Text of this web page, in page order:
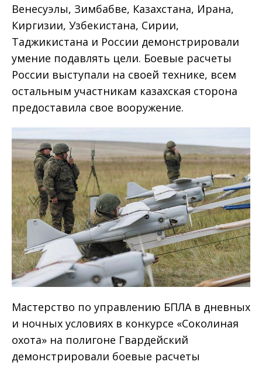
Венесуэлы, Зимбабве, Казахстана, Ирана,
Киргизии, Узбекистана, Сирии,
Таджикистана и России демонстрировали
умение подавлять цели. Боевые расчеты
России выступали на своей технике, всем
остальным участникам казахская сторона
предоставила свое вооружение.
Мастерство по управлению БПЛА в дневных
и ночных условиях в конкурсе «Соколиная
охота» на полигоне Гвардейский
демонстрировали боевые расчеты